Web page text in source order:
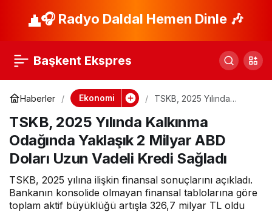
🎧 Radyo Daldal Hemen Dinle 🎶
Başkent Ekspres
Haberler Ekonomi
TSKB, 2025 Yılında
Yaklaşık 2 Milyar ABD
Doları Uzun Vadeli Kredi
Sağladı
TSKB, 2025 Yılında Kalkınma
Odağında Yaklaşık 2 Milyar ABD
Doları Uzun Vadeli Kredi Sağladı
TSKB, 2025 yılına ilişkin finansal sonuçlarını açıkladı.
Bankanın konsolide olmayan finansal tablolarına göre
toplam aktif büyüklüğü artışla 326,7 milyar TL oldu
ATO Başkanı Baran:
sektörünü, dünya
modasına yön
verecek bir noktaya
taşımayı
Paylaş